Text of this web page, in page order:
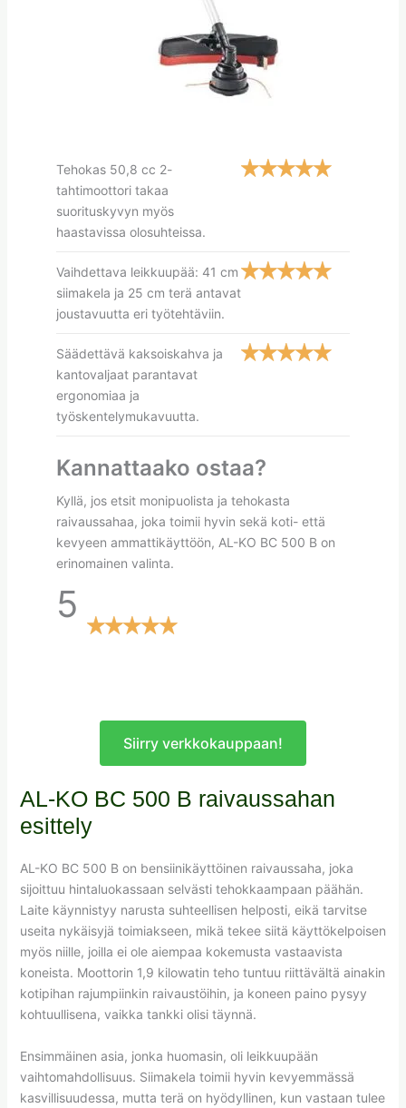
Tehokas 50,8 cc 2-
tahtimoottori takaa
suorituskyvyn myös
haastavissa olosuhteissa.
Vaihdettava leikkuupää: 41 cm
siimakela ja 25 cm terä antavat
joustavuutta eri työtehtäviin.
Säädettävä kaksoiskahva ja
kantovaljaat parantavat
ergonomiaa ja
työskentelymukavuutta.
Kannattaako ostaa?
Kyllä, jos etsit monipuolista ja tehokasta
raivaussahaa, joka toimii hyvin sekä koti- että
kevyeen ammattikäyttöön, AL-KO BC 500 B on
erinomainen valinta.
5
Siirry verkkokauppaan!
AL-KO BC 500 B raivaussahan
esittely
AL-KO BC 500 B on bensiinikäyttöinen raivaussaha, joka
sijoittuu hintaluokassaan selvästi tehokkaampaan päähän.
Laite käynnistyy narusta suhteellisen helposti, eikä tarvitse
useita nykäisyjä toimiakseen, mikä tekee siitä käyttökelpoisen
myös niille, joilla ei ole aiempaa kokemusta vastaavista
koneista. Moottorin 1,9 kilowatin teho tuntuu riittävältä ainakin
kotipihan rajumpiinkin raivaustöihin, ja koneen paino pysyy
kohtuullisena, vaikka tankki olisi täynnä.
Ensimmäinen asia, jonka huomasin, oli leikkuupään
vaihtomahdollisuus. Siimakela toimii hyvin kevyemmässä
kasvillisuudessa, mutta terä on hyödyllinen, kun vastaan tulee